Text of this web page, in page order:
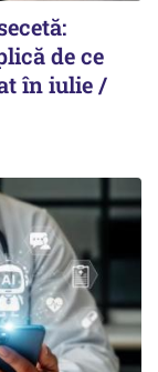
de ce
în iulie /